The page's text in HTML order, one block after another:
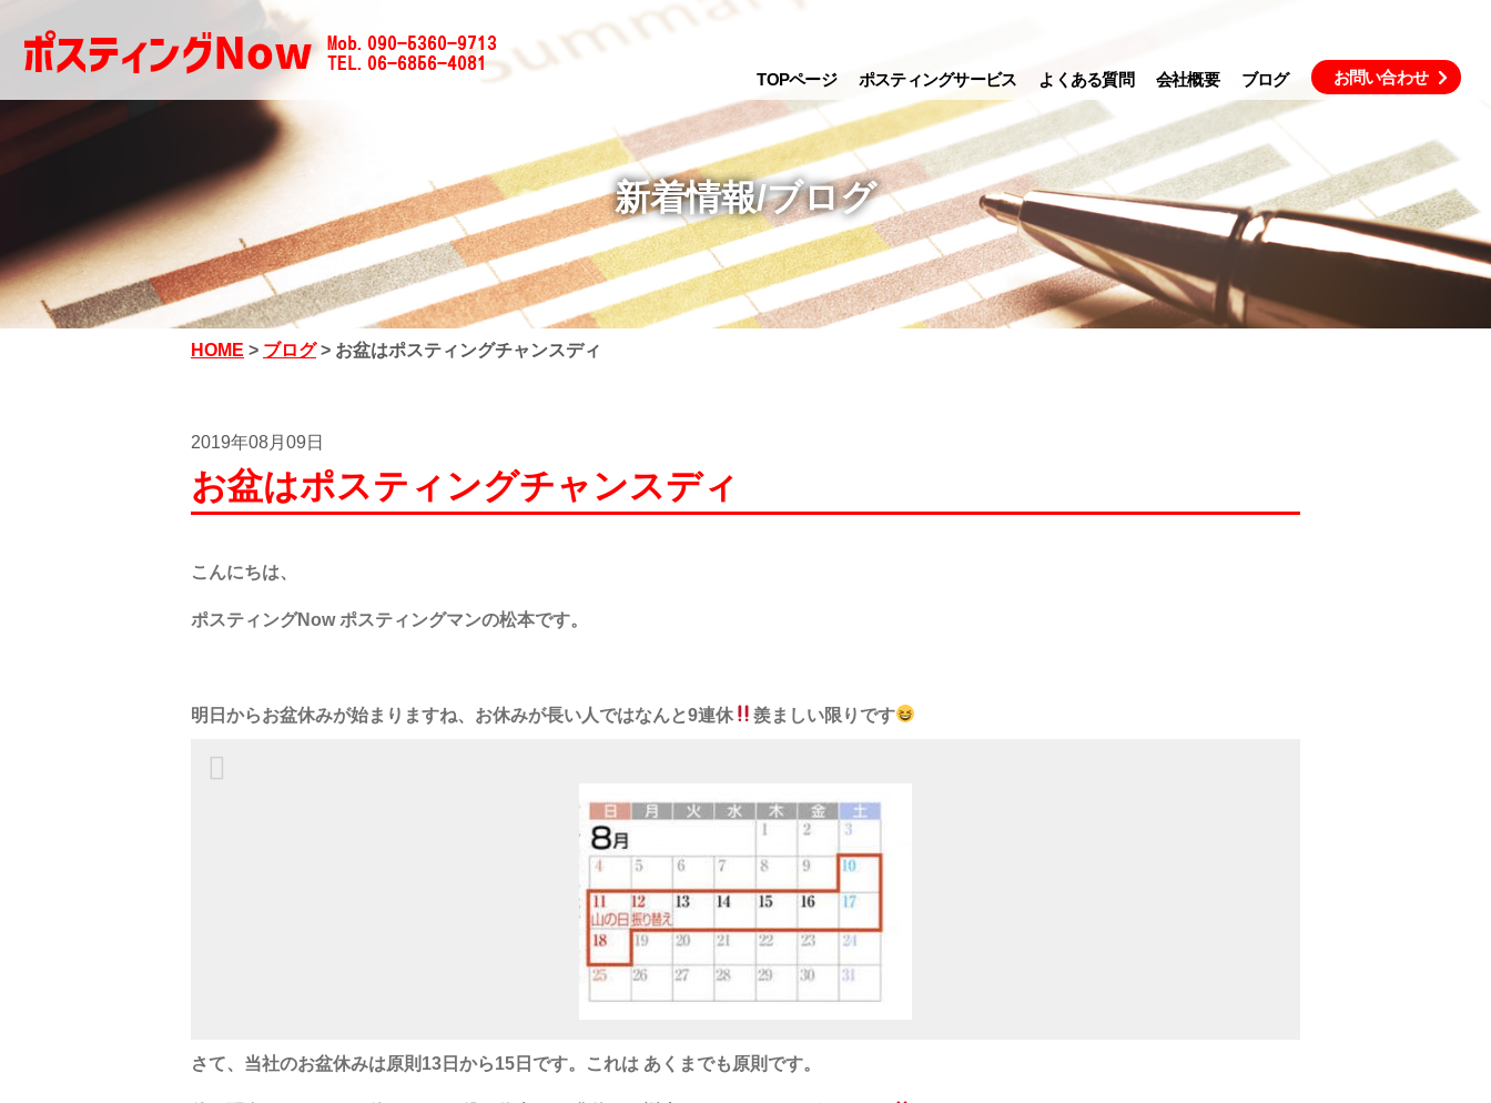
TOPページ ポスティングサービス よくある質問 会社概要 ブログ お問い合わせ
新着情報/ブログ
HOME > ブログ> お盆はポスティングチャンスディ
2019年08月09日
お盆はポスティングチャンスディ
こんにちは、
ポスティングNow ポスティングマンの松本です。
明日からお盆休みが始まりますね、お休みが長い人ではなんと9連休 羨ましい限りです
さて、当社のお盆休みは原則 13 日から15 日です。これは あくまでも原則です。